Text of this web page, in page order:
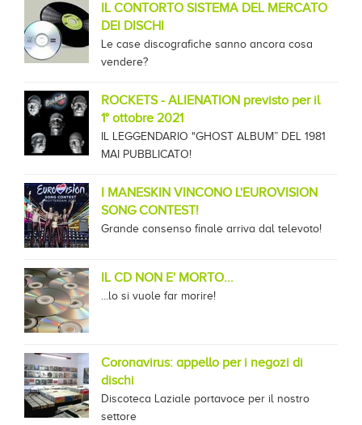
IL CONTORTO SISTEMA DEL MERCATO
DEI DISCHI
Le case discografiche sanno ancora cosa
vendere?
ROCKETS - ALIENATION previsto per il
1° ottobre 2021
IL LEGGENDARIO "GHOST ALBUM” DEL 1981
MAI PUBBLICATO!
I MANESKIN VINCONO L'EUROVISION
SONG CONTEST!
Grande consenso finale arriva dal televoto!
IL CD NON E' MORTO...
...lo si vuole far morire!
Coronavirus: appello per i negozi di
dischi
Discoteca Laziale portavoce per il nostro
settore